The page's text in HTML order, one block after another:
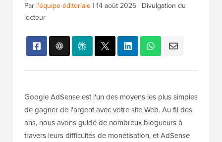
Par l'équipe éditoriale | 14 août 2025 | Divulgation du
lecteur
Google AdSense est l'un des moyens les plus simples
de gagner de l'argent avec votre site Web. Au fil des
ans, nous avons guidé de nombreux blogueurs à
travers leurs difficultés de monétisation, et AdSense